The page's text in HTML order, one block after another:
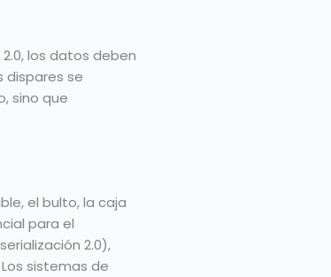
los datos deben
dispares se
sino que
el bulto, la caja
para el
2.0),
sistemas de